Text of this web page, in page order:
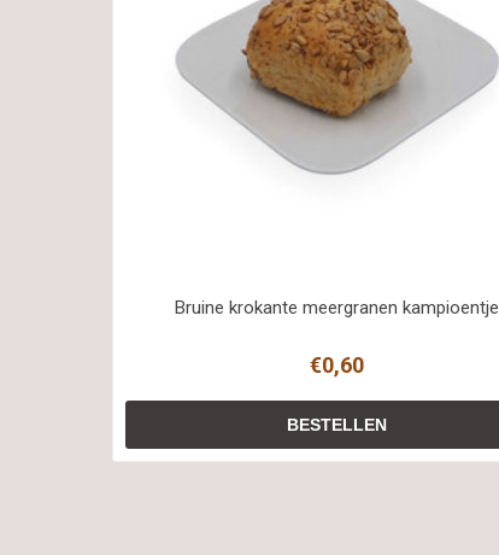
Bruine krokante meergranen kampioentje
€0,60